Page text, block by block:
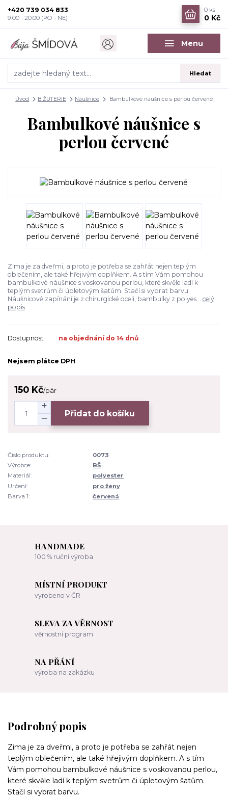
Menu
Hledat
+420 739 034 833
9:00 - 20:00 (PO - NE)
0 ks
0 Kč
Úvod BIŽUTERIE Náušnice Bambulkové náušnice s perlou červené
Bambulkové náušnice s
perlou červené
Zima je za dveřmi, a proto je potřeba se zahřát nejen teplým
oblečením, ale také hřejivým doplňkem. A s tím Vám pomohou
bambulkové náušnice s voskovanou perlou, které skvěle ladí k
teplým svetrům či úpletovým šatům. Stačí si vybrat barvu.
Náušnicové zapínání je z chirurgické oceli, bambulky z polyes... celý
popis
Dostupnost na objednání do 14 dnů
Nejsem plátce DPH
150 Kč/pár
Přidat do košíku
Číslo produktu:
0073
Výrobce:
BŠ
Materiál:
polyester
Určení:
pro ženy
Barva 1:
červená
HANDMADE
100 % ruční výroba
MÍSTNÍ PRODUKT
vyrobeno v ČR
SLEVA ZA VĚRNOST
věrnostní program
NA PŘÁNÍ
výroba na zakázku
Podrobný popis
Zima je za dveřmi, a proto je potřeba se zahřát nejen
teplým oblečením, ale také hřejivým doplňkem. A s tím
Vám pomohou bambulkové náušnice s voskovanou perlou,
které skvěle ladí k teplým svetrům či úpletovým šatům.
Stačí si vybrat barvu.